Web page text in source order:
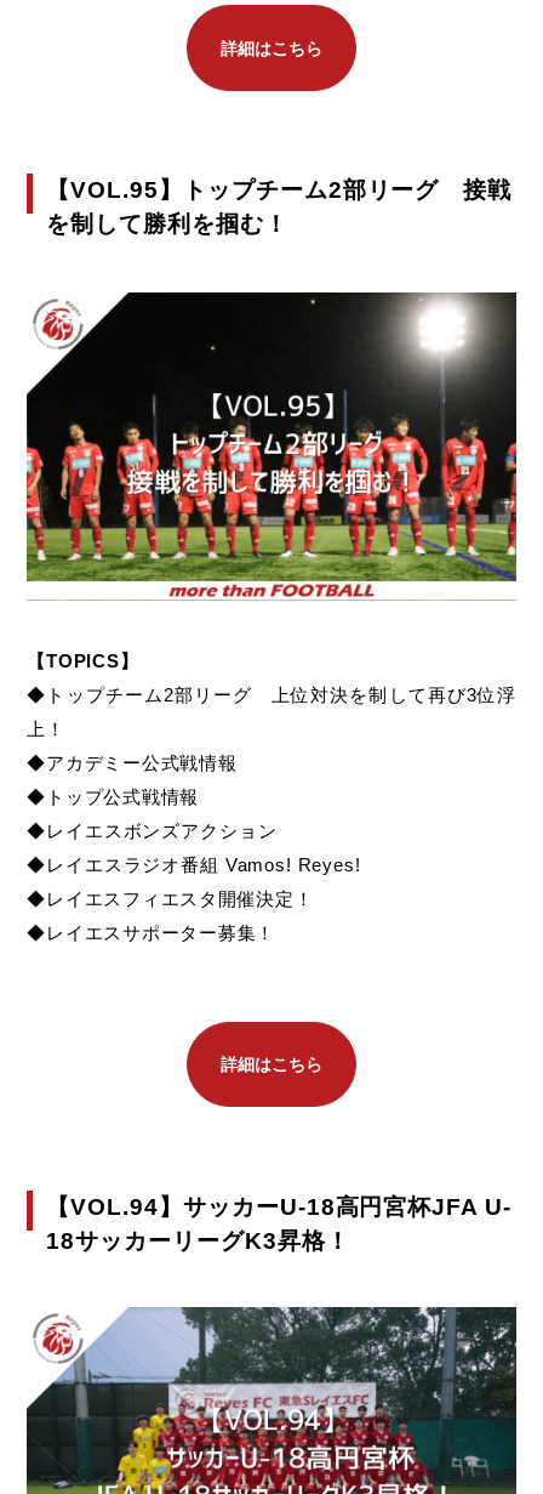
詳細はこちら
【VOL.95】トップチーム2部リーグ 接戦
を制して勝利を掴む！
【TOPICS】
◆トップチーム2部リーグ 上位対決を制して再び3位浮
上！
◆アカデミー公式戦情報
◆トップ公式戦情報
◆レイエスボンズアクション
◆レイエスラジオ番組 Vamos! Reyes!
◆レイエスフィエスタ開催決定！
◆レイエスサポーター募集！
詳細はこちら
【VOL.94】サッカーU-18高円宮杯JFA U-
18サッカーリーグK3昇格！